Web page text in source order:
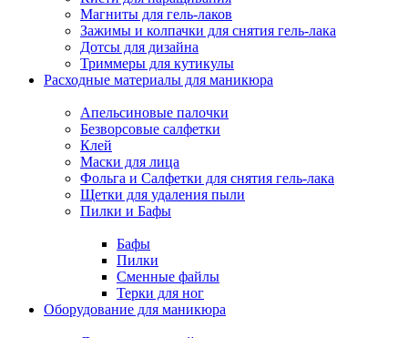
Магниты для гель-лаков
Зажимы и колпачки для снятия гель-лака
Дотсы для дизайна
Триммеры для кутикулы
Расходные материалы для маникюра
Апельсиновые палочки
Безворсовые салфетки
Клей
Маски для лица
Фольга и Салфетки для снятия гель-лака
Щетки для удаления пыли
Пилки и Бафы
Бафы
Пилки
Сменные файлы
Терки для ног
Оборудование для маникюра